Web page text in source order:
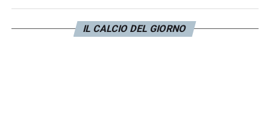
«La squadra deve continuare a giocare come
se niente fosse successo, anche se capisco
IL CALCIO DEL GIORNO